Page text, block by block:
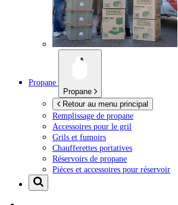
Propane
Propane
Retour au menu principal
Remplissage de propane
Accessoires pour le gril
Grils et fumoirs
Chaufferettes portatives
Réservoirs de propane
Pièces et accessoires pour réservoir